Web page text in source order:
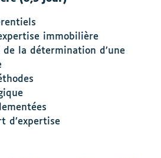
immobilière
de la détermination d’une
d’expertise